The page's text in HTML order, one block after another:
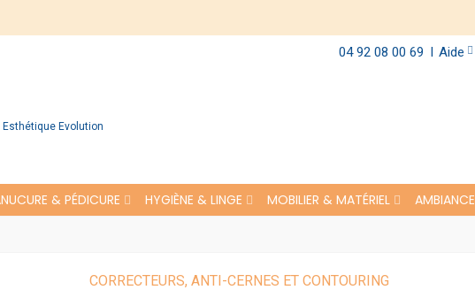
04 92 08 00 69 l Aide
& PÉDICURE HYGIÈNE & LINGE MOBILIER & MATÉRIEL AMBIANCE
CORRECTEURS, ANTI-CERNES ET CONTOURING